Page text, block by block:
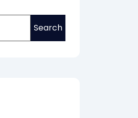
Search